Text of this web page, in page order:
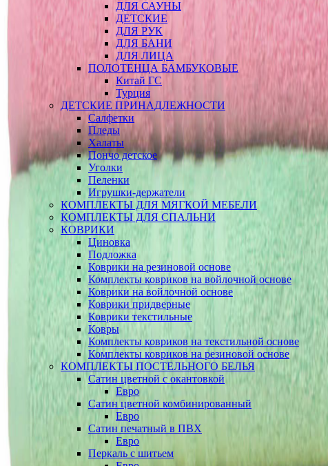
ДЛЯ САУНЫ
ДЕТСКИЕ
ДЛЯ РУК
ДЛЯ БАНИ
ДЛЯ ЛИЦА
ПОЛОТЕНЦА БАМБУКОВЫЕ
Китай ГС
Турция
ДЕТСКИЕ ПРИНАДЛЕЖНОСТИ
Салфетки
Пледы
Халаты
Пончо детское
Уголки
Пеленки
Игрушки-держатели
КОМПЛЕКТЫ ДЛЯ МЯГКОЙ МЕБЕЛИ
КОМПЛЕКТЫ ДЛЯ СПАЛЬНИ
КОВРИКИ
Циновка
Подложка
Коврики на резиновой основе
Комплекты ковриков на войлочной основе
Коврики на войлочной основе
Коврики придверные
Коврики текстильные
Ковры
Комплекты ковриков на текстильной основе
Комплекты ковриков на резиновой основе
КОМПЛЕКТЫ ПОСТЕЛЬНОГО БЕЛЬЯ
Сатин цветной с окантовкой
Евро
Сатин цветной комбинированный
Евро
Сатин печатный в ПВХ
Евро
Перкаль с шитьем